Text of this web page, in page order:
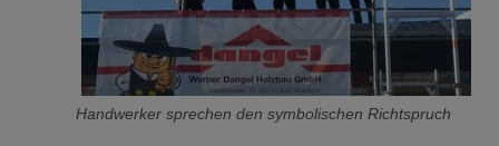
Handwerker sprechen den symbolischen Richtspruch